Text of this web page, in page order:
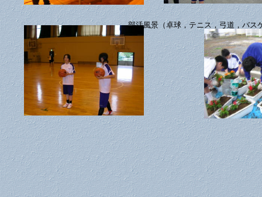
部活風景（卓球，テニス，弓道，バス